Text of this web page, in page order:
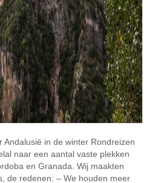
Andalusië in de winter Rondreizen
naar een aantal vaste plekken
en Granada. Wij maakten
de redenen: – We houden meer